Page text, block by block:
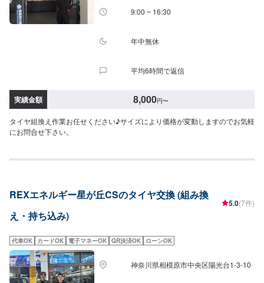
9:00 ~ 16:30
年中無休
平均6時間で返信
実績金額 8,000円〜
タイヤ組換え作業お任せください♪サイズにより価格が変動しますのでお気軽
にお問合せ下さい。
REXエネルギー星が丘CSのタイヤ交換 (組み換
え・持ち込み)
5.0(7件)
代車OK カードOK 電子マネーOK QR決済OK ローンOK
神奈川県相模原市中央区陽光台1-3-10